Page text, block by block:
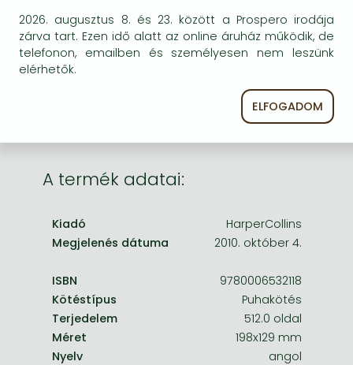
Bleach manga
One-Punch Man manga
Bizonytalan a beszerezhetőség. Érdemes még
egyszer keresni szerzővel és címmel. Ha nem talál
másik, kapható kiadást, forduljon
ügyfélszolgálatunkhoz!
A termék adatai:
Kiadó
HarperCollins
Megjelenés dátuma
2010. október 4.
ISBN
9780006532118
Kötéstípus
Puhakötés
Terjedelem
512.0 oldal
Méret
198x129 mm
Nyelv
angol
2026. augusztus 8. és 23. között a Prospero irodája
zárva tart. Ezen idő alatt az online áruház működik, de
telefonon, emailben és személyesen nem leszünk
elérhetők.
ELFOGADOM